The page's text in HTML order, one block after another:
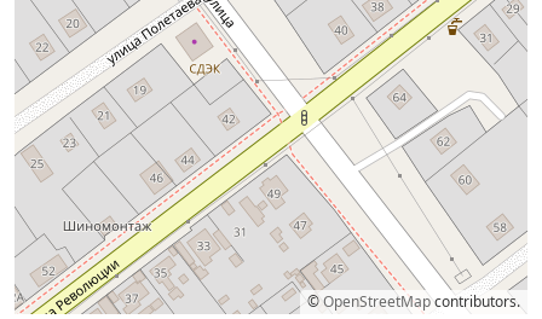
©OpenStreetMapcontributors.